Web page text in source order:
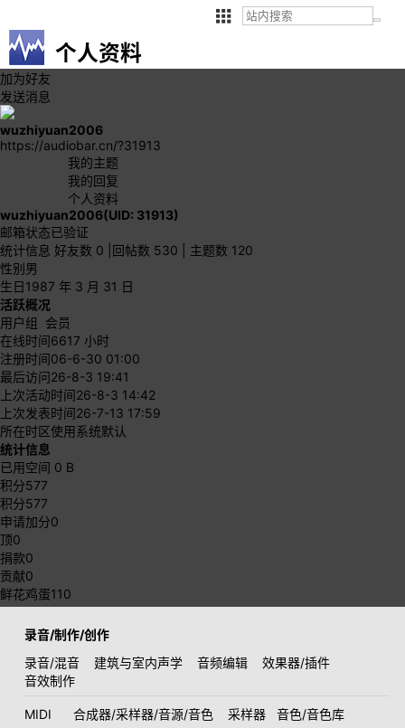
个人资料
加为好友
发送消息
wuzhiyuan2006
https://audiobar.cn/?31913
我的主题
我的回复
个人资料
wuzhiyuan2006(UID: 31913)
邮箱状态已验证
统计信息 好友数 0 回帖数 530
主题数 120
性别男
生日1987 年 3 月 31 日
活跃概况
用户组 会员
在线时间6617 小时
注册时间06-6-30 01:00
最后访问26-8-3 19:41
上次活动时间26-8-3 14:42
上次发表时间26-7-13 17:59
所在时区使用系统默认
统计信息
已用空间 0 B
积分577
积分577
申请加分0
顶0
捐款0
贡献0
鲜花鸡蛋110
录音/制作/创作
录音/混音
建筑与室内声学 音频编辑
效果器/插件
音效制作
MIDI 合成器/采样器/音源/音色 采样器 音色/音色库